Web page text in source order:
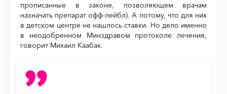
прописанные в законе, позволяющем врачам
назначать препарат офф-лейбл). А потому, что для них
в детском центре не нашлось ставки. Но дело именно
в неодобренном Минздравом протоколе лечения,
говорит Михаил Каабак.